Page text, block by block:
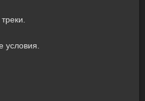
условия.